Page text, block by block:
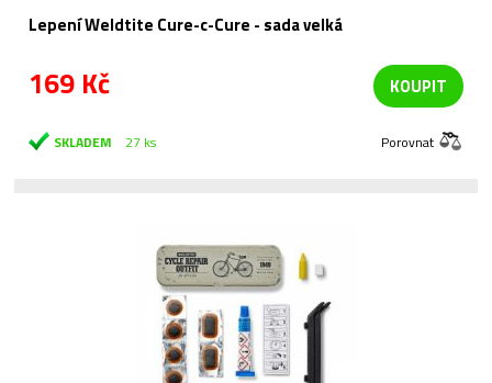
Lepení Weldtite Cure-c-Cure - sada velká
169 Kč KOUPIT
SKLADEM 27 ks Porovnat